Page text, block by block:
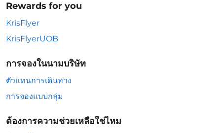
Rewards for you
KrisFlyer
KrisFlyerUOB
การจองในนามบริษัท
ตัวแทนการเดินทาง
การจองแบบกลุ่ม
ต้องการความช่วยเหลือใช่ไหม